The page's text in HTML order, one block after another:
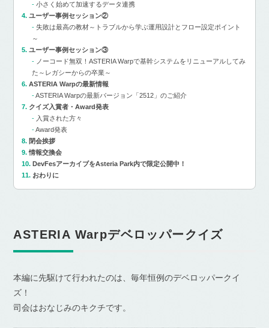
小さく始めて加速するデータ連携
ユーザー事例セッション②
失敗は最高の教材～トラブルから学ぶ運用設計とフロー設定ポイント
～
ユーザー事例セッション③
ノーコード無双！ASTERIA Warpで基幹システムをリニューアルしてみ
た～レガシーからの卒業～
ASTERIA Warpの最新情報
ASTERIA Warpの最新バージョン「2512」のご紹介
クイズ入賞者・Award発表
入賞された方々
Award発表
閉会挨拶
情報交換会
DevFesアーカイブをAsteria Park内で限定公開中！
おわりに
ASTERIA Warpデベロッパークイズ
本編に先駆けて行われたのは、毎年恒例のデベロッパークイ
ズ！
司会はおなじみのキクチです。